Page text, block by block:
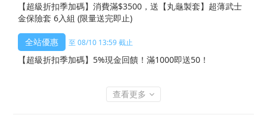
【超級折扣季加碼】消費滿$3500，送【丸龜製套】超薄武士
金保險套 6入組 (限量送完即止)
至 08/10 13:59 截止
【超級折扣季加碼】5%現金回饋！滿1000即送50！
查看更多